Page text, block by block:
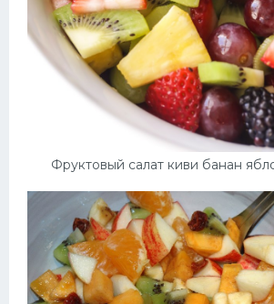
Фруктовый салат киви банан